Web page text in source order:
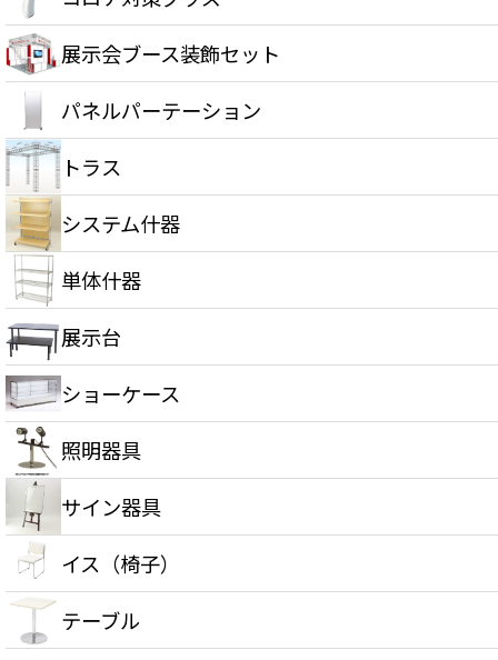
展示会ブース装飾セット
パネルパーテーション
トラス
システム什器
単体什器
展示台
ショーケース
照明器具
サイン器具
イス（椅子）
テーブル